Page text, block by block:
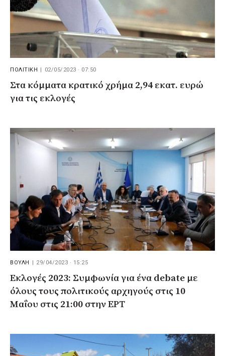
ΠΟΛΙΤΙΚΗ 02/05/2023 · 07:50
Στα κόμματα κρατικό χρήμα 2,94 εκατ. ευρώ
για τις εκλογές
ΒΟΥΛΗ | 29/04/2023 · 15:25
Εκλογές 2023: Συμφωνία για ένα debate με
όλους τους πολιτικούς αρχηγούς στις 10
Μαΐου στις 21:00 στην ΕΡΤ